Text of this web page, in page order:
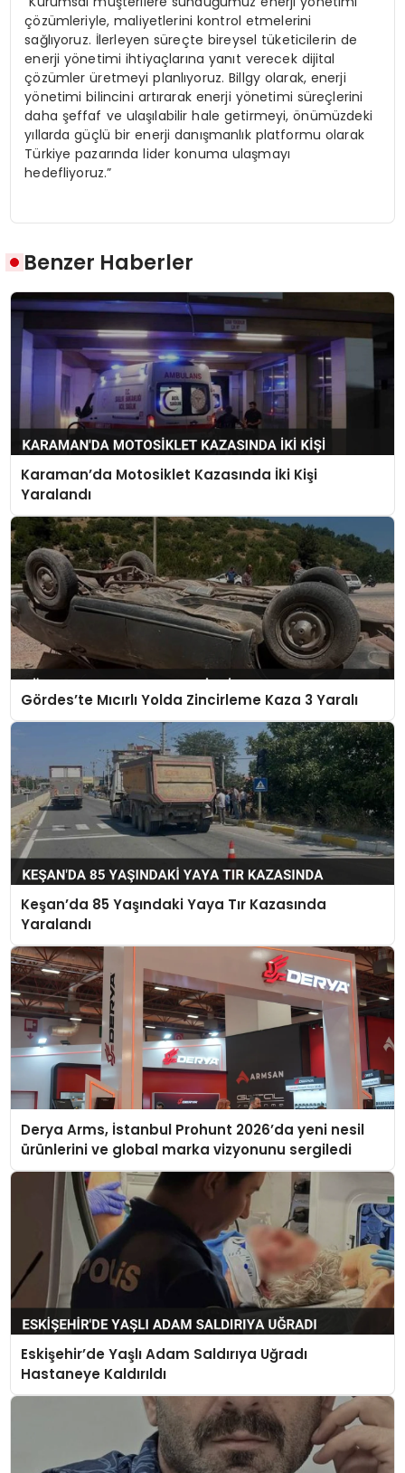
çözümleriyle, maliyetlerini kontrol etmelerini
sağlıyoruz. İlerleyen süreçte bireysel tüketicilerin de
enerji yönetimi ihtiyaçlarına yanıt verecek dijital
çözümler üretmeyi planlıyoruz. Billgy olarak, enerji
yönetimi bilincini artırarak enerji yönetimi süreçlerini
daha şeffaf ve ulaşılabilir hale getirmeyi, önümüzdeki
yıllarda güçlü bir enerji danışmanlık platformu olarak
Türkiye pazarında lider konuma ulaşmayı
hedefliyoruz.”
Benzer Haberler
Karaman’da Motosiklet Kazasında İki Kişi
Yaralandı
Gördes’te Mıcırlı Yolda Zincirleme Kaza 3 Yaralı
Keşan’da 85 Yaşındaki Yaya Tır Kazasında
Yaralandı
Derya Arms, İstanbul Prohunt 2026’da yeni nesil
ürünlerini ve global marka vizyonunu sergiledi
Eskişehir’de Yaşlı Adam Saldırıya Uğradı
Hastaneye Kaldırıldı